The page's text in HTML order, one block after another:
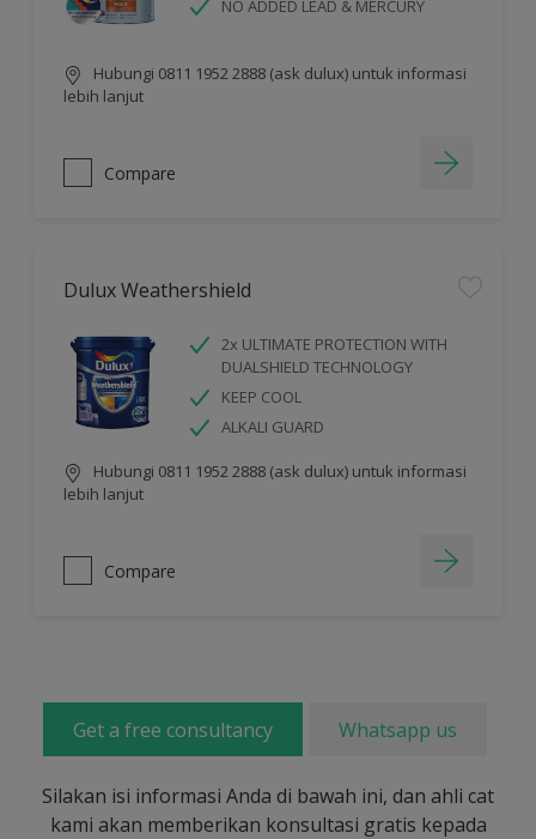
NO ADDED LEAD & MERCURY
Hubungi 0811 1952 2888 (ask dulux) untuk informasi
lebih lanjut
Compare
Dulux Weathershield
2x ULTIMATE PROTECTION WITH
DUALSHIELD TECHNOLOGY
KEEP COOL
ALKALI GUARD
Hubungi 0811 1952 2888 (ask dulux) untuk informasi
lebih lanjut
Compare
Get a free consultancy Whatsapp us
Silakan isi informasi Anda di bawah ini, dan ahli cat
kami akan memberikan konsultasi gratis kepada